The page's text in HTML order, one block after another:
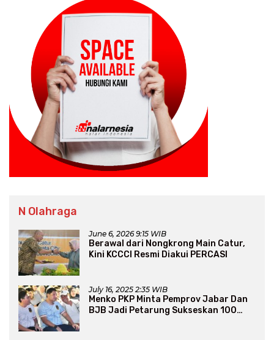
N Olahraga
June 6, 2026 9:15 WIB
Berawal dari Nongkrong Main Catur,
Kini KCCCI Resmi Diakui PERCASI
July 16, 2025 2:35 WIB
Menko PKP Minta Pemprov Jabar Dan
BJB Jadi Petarung Sukseskan 100